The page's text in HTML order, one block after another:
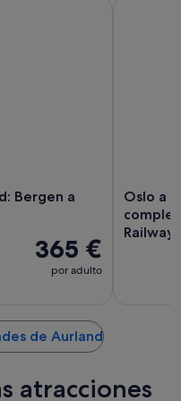
Bergen a
365 €
por adulto
Oslo a
Railway
de Aurland
atracciones